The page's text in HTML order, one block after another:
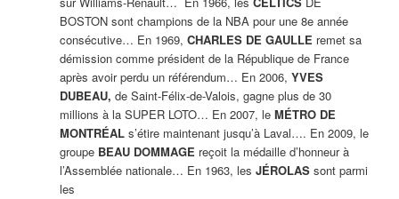
BOSTON sont champions de la NBA pour une 8e année
consécutive… En 1969, CHARLES DE GAULLE remet sa
démission comme président de la République de France
après avoir perdu un référendum… En 2006, YVES
DUBEAU, de Saint-Félix-de-Valois, gagne plus de 30
millions à la SUPER LOTO… En 2007, le MÉTRO DE
MONTRÉALs’étire maintenant jusqu’à Laval…. En 2009, le
groupe BEAU DOMMAGE reçoit la médaille d’honneur à
l’Assemblée nationale… En 1963, les JÉROLASsont parmi
les